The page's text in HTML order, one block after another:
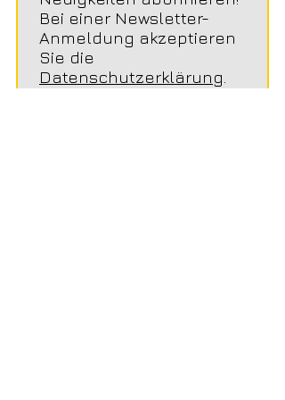
Bei einer Newsletter-
Anmeldung akzeptieren
Sie die
Datenschutzerklärung